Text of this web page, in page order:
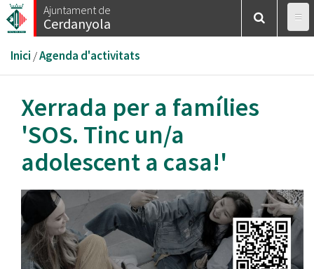
Vés
al
Ajuntament de
Cerdanyola
Esteu
aquí
Inici /Agenda d'activitats
Xerrada per a famílies
'SOS. Tinc un/a
adolescent a casa!'